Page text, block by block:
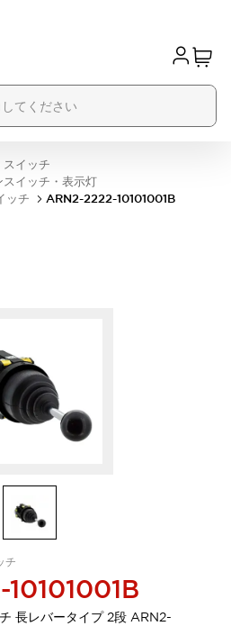
スイッチ
イッチ・表示灯
ッチ
ARN2-2222-10101001B
チ
長レバータイプ 2段 ARN2-